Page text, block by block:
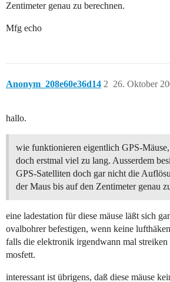
Zentimeter genau zu berechnen.
Mfg echo
Anonym_208e60e36d14 26. Oktober
2
hallo.
wie funktionieren eigentlich GPS-
doch erstmal viel zu lang. Ausserdem
GPS-Satelliten doch gar nicht die
der Maus bis auf den Zentimeter genau
eine ladestation für diese mäuse läßt sich
ovalbohrer befestigen, wenn keine
falls die elektronik irgendwann mal
mosfett.
interessant ist übrigens, daß diese mäuse